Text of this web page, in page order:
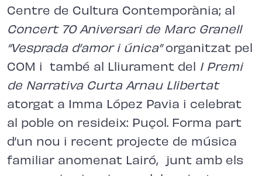
Centre de Cultura Contemporània; al
Concert 70 Aniversari de Marc Granell
“Vesprada d’amor i única”organitzat pel
COM i també al Lliurament del I Premi
de Narrativa Curta Arnau Llibertat
atorgat a Imma López Pavia i celebrat
al poble on resideix: Puçol. Forma part
d’un nou i recent projecte de música
familiar anomenat Lairó, junt amb els